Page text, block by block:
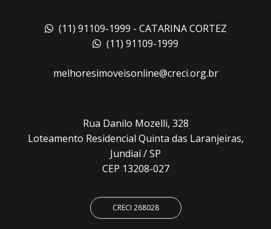
(11) 91109-1999 - CATARINA CORTEZ
(11) 91109-1999
melhoresimoveisonline@creci.org.br
Rua Danilo Mozelli, 328
Loteamento Residencial Quinta das Laranjeiras,
Jundiaí / SP
CEP 13208-027
CRECI 268028